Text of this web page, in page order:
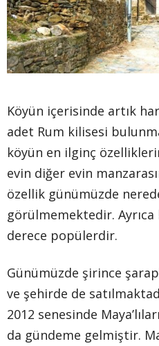
Köyün içerisinde artık
adet Rum kilisesi
köyün en ilginç
evin diğer evin
özellik günümüzde
görülmemektedir. Ayrıca
derece popülerdir.
Günümüzde şirince
ve şehirde de
2012 senesinde
da gündeme gelmiştir.